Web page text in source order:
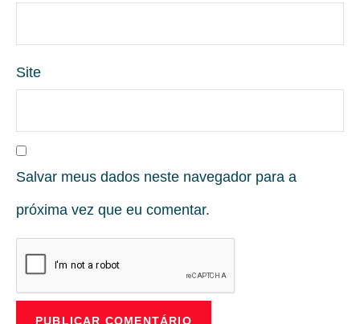
Site
Salvar meus dados neste navegador para a
próxima vez que eu comentar.